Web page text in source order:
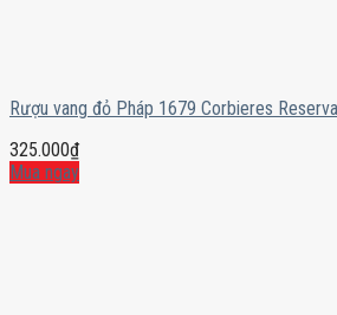
Rượu vang đỏ Pháp 1679 Corbieres Reserva
325.000₫
Mua ngay